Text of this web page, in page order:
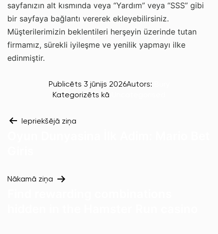
sayfanızın alt kısmında veya “Yardım” veya “SSS” gibi
bir sayfaya bağlantı vererek ekleyebilirsiniz.
Müşterilerimizin beklentileri herşeyin üzerinde tutan
firmamız, sürekli iyileşme ve yenilik yapmayı ilke
edinmiştir.
Publicēts 3 jūnijs 2026Autors:
Kategorizēts kā
Iepriekšējā ziņa
Nākamā ziņa